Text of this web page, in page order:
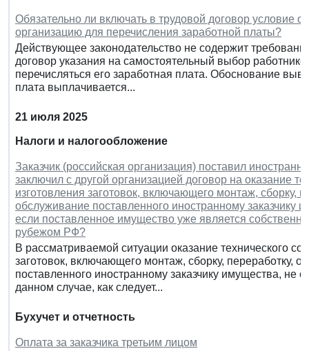
Обязательно ли включать в трудовой договор условие
организацию для перечисления заработной платы?
Действующее законодательство не содержит
договор указания на самостоятельный выбор
перечисляться его заработная плата. Обоснование
плата выплачивается...
21 июля 2025
Налоги и налогообложение
Заказчик (российская организация) поставил
заключил с другой организацией договор на оказание
изготовления заготовок, включающего монтаж, сборку,
обслуживание поставленного иностранному
если поставленное имущество уже является
рубежом РФ?
В рассматриваемой ситуации оказание технического
заготовок, включающего монтаж, сборку, переработку,
поставленного иностранному заказчику имущества,
данном случае, как следует...
Бухучет и отчетность
Оплата за заказчика третьим лицом